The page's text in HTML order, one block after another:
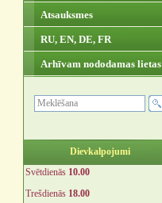
Atsauksmes
RU, EN, DE, FR
Arhīvam nododamas lietas
Dievkalpojumi
Svētdienās 10.00
Trešdienās 18.00